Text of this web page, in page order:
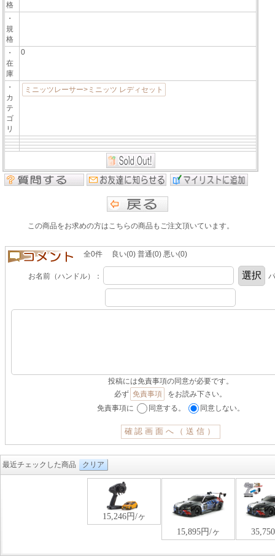
格
・
規
格
・
在
庫
0
・
カ
テ
ゴ
リ
ミニッツレーサー>ミニッツ レディセット
この商品をお求めの方はこちらの商品もご注文頂いています。
全0件 良い(0) 普通(0) 悪い(0)
お名前（ハンドル）：
投稿には免責事項の同意が必要です。
必ず 免責事項
をお読み下さい。
免責事項に
同意する。 同意しない。
最近チェックした商品 クリア